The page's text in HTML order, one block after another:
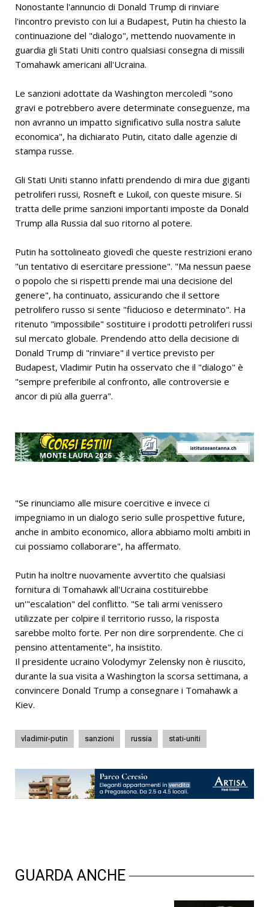
Nonostante l'annuncio di Donald Trump di rinviare
l'incontro previsto con lui a Budapest, Putin ha chiesto la
continuazione del "dialogo", mettendo nuovamente in
guardia gli Stati Uniti contro qualsiasi consegna di missili
Tomahawk americani all'Ucraina.
Le sanzioni adottate da Washington mercoledì "sono
gravi e potrebbero avere determinate conseguenze, ma
non avranno un impatto significativo sulla nostra salute
economica", ha dichiarato Putin, citato dalle agenzie di
stampa russe.
Gli Stati Uniti stanno infatti prendendo di mira due giganti
petroliferi russi, Rosneft e Lukoil, con queste misure. Si
tratta delle prime sanzioni importanti imposte da Donald
Trump alla Russia dal suo ritorno al potere.
Putin ha sottolineato giovedì che queste restrizioni erano
"un tentativo di esercitare pressione". "Ma nessun paese
o popolo che si rispetti prende mai una decisione del
genere", ha continuato, assicurando che il settore
petrolifero russo si sente "fiducioso e determinato". Ha
ritenuto "impossibile" sostituire i prodotti petroliferi russi
sul mercato globale. Prendendo atto della decisione di
Donald Trump di "rinviare" il vertice previsto per
Budapest, Vladimir Putin ha osservato che il "dialogo" è
"sempre preferibile al confronto, alle controversie e
ancor di più alla guerra".
"Se rinunciamo alle misure coercitive e invece ci
impegniamo in un dialogo serio sulle prospettive future,
anche in ambito economico, allora abbiamo molti ambiti in
cui possiamo collaborare", ha affermato.
Putin ha inoltre nuovamente avvertito che qualsiasi
fornitura di Tomahawk all'Ucraina costituirebbe
un'"escalation" del conflitto. "Se tali armi venissero
utilizzate per colpire il territorio russo, la risposta
sarebbe molto forte. Per non dire sorprendente. Che ci
pensino attentamente", ha insistito.
Il presidente ucraino Volodymyr Zelensky non è riuscito,
durante la sua visita a Washington la scorsa settimana, a
convincere Donald Trump a consegnare i Tomahawk a
Kiev.
vladimir-putin sanzioni russia stati-uniti
GUARDA ANCHE